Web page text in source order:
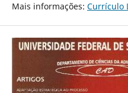
Mais informações: Currículo